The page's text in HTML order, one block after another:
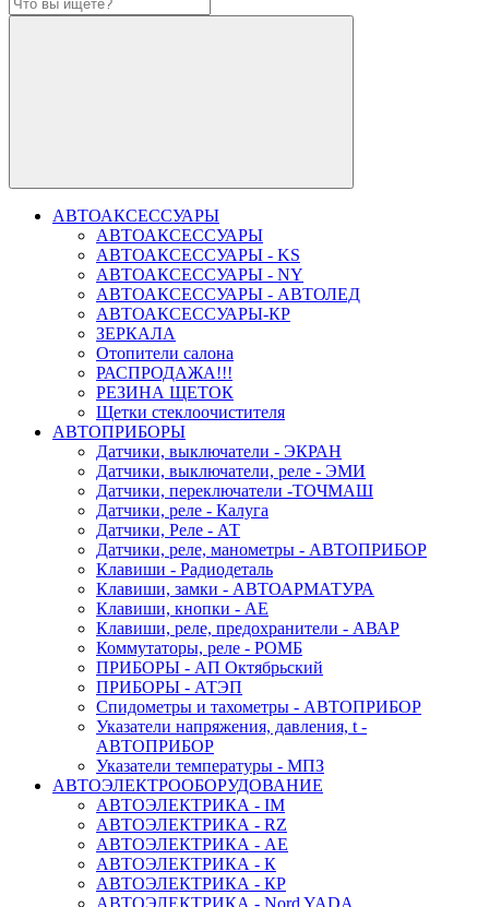
АВТОАКСЕССУАРЫ
АВТОАКСЕССУАРЫ
АВТОАКСЕССУАРЫ - KS
АВТОАКСЕССУАРЫ - NY
АВТОАКСЕССУАРЫ - АВТОЛЕД
АВТОАКСЕССУАРЫ-КР
ЗЕРКАЛА
Отопители салона
РАСПРОДАЖА!!!
РЕЗИНА ЩЕТОК
Щетки стеклоочистителя
АВТОПРИБОРЫ
Датчики, выключатели - ЭКРАН
Датчики, выключатели, реле - ЭМИ
Датчики, переключатели -ТОЧМАШ
Датчики, реле - Калуга
Датчики, Реле - АТ
Датчики, реле, манометры - АВТОПРИБОР
Клавиши - Радиодеталь
Клавиши, замки - АВТОАРМАТУРА
Клавиши, кнопки - АЕ
Клавиши, реле, предохранители - АВАР
Коммутаторы, реле - РОМБ
ПРИБОРЫ - АП Октябрьский
ПРИБОРЫ - АТЭП
Спидометры и тахометры - АВТОПРИБОР
Указатели напряжения, давления, t -
АВТОПРИБОР
Указатели температуры - МПЗ
АВТОЭЛЕКТРООБОРУДОВАНИЕ
АВТОЭЛЕКТРИКА - IM
АВТОЭЛЕКТРИКА - RZ
АВТОЭЛЕКТРИКА - АЕ
АВТОЭЛЕКТРИКА - К
АВТОЭЛЕКТРИКА - КР
АВТОЭЛЕКТРИКА - Nord YADA